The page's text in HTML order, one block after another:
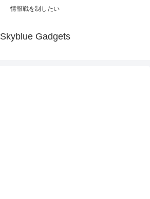
情報戦を制したい
Skyblue Gadgets